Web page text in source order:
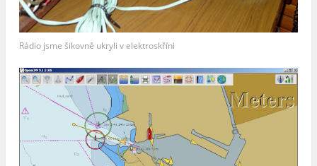
Rádio jsme šikovně ukryli v elektroskříni